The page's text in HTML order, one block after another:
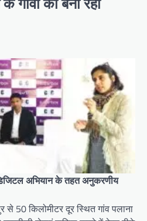
अभियान के तहत अनुकरणीय
से 50 किलोमीटर दूर स्थित गांव पलाना